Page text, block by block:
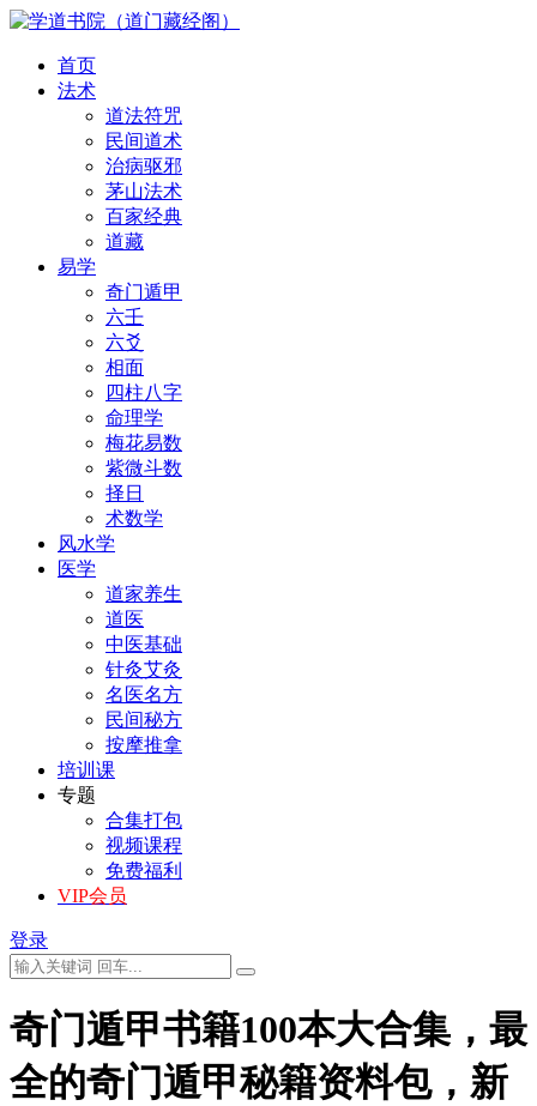
首页
法术
道法符咒
民间道术
治病驱邪
茅山法术
百家经典
道藏
易学
奇门遁甲
六壬
六爻
相面
四柱八字
命理学
梅花易数
紫微斗数
择日
术数学
风水学
医学
道家养生
道医
中医基础
针灸艾灸
名医名方
民间秘方
按摩推拿
培训课
专题
合集打包
视频课程
免费福利
VIP会员
登录
奇门遁甲书籍100本大合集，最
全的奇门遁甲秘籍资料包，新